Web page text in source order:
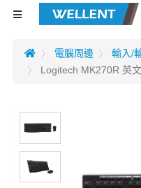
電腦周邊
輸入/
Logitech MK270R 英